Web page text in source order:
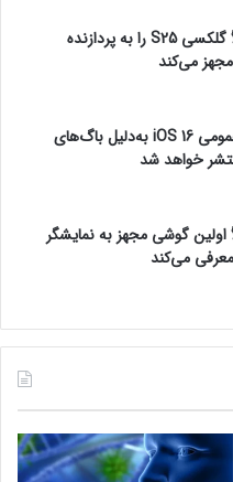
سامسونگ احتمالاً گلکسی S25 را به پردازنده
می‌کند
نسخه آزمایشی عمومی iOS 16 به‌دلیل باگ‌های
خواهد شد
اولین گوشی مجهز به نمایشگر
می‌کند